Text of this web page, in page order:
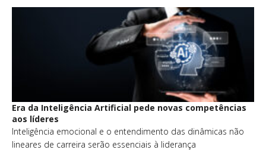
Era da Inteligência Artificial pede novas competências
aos líderes
Inteligência emocional e o entendimento das dinâmicas não
lineares de carreira serão essenciais à liderança